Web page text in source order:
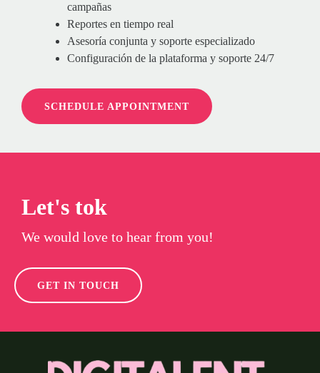
campañas
Reportes en tiempo real
Asesoría conjunta y soporte especializado
Configuración de la plataforma y soporte 24/7
SCHEDULE APPOINTMENT
Let's tok
We would love to hear from you!
GET IN TOUCH